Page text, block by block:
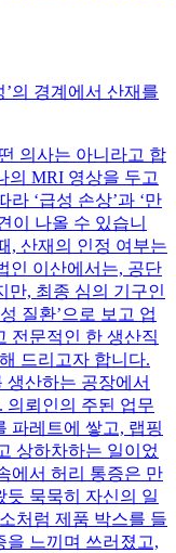
’의 경계에서 산재를
의사는 아니라고 합
의 MRI 영상을 두고
‘급성 손상’과 ‘만
이 나올 수 있습니
, 산재의 인정 여부는
인 이산에서는, 공단
만, 최종 심의 기구인
질환’으로 보고 업
전문적인 한 생산직
드리고자 합니다.
생산하는 공장에서
의뢰인의 주된 업무
파레트에 쌓고, 랩핑
상하차하는 일이었
에서 허리 통증은 만
듯 묵묵히 자신의 일
처럼 제품 박스를 들
을 느끼며 쓰러졌고,